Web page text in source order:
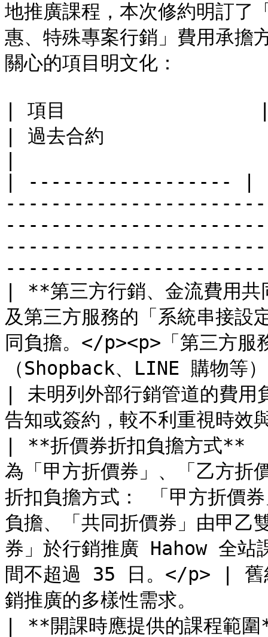
地推廣課程，本次修約明訂了
惠、特殊專案行銷」費用承擔
關心的項目明文化：
| 項目                 |
| 過去合約
| ------------------ |
| **第三方行銷、金流費用
及第三方服務的「系統串接
同負擔。</p><p>「第三方服
（Shopback、LINE 購物等
| 未明列外部行銷管道的費用
告知或簽約，較不利重視時
| **折價券折扣負擔方式
為「甲方折價券」、「乙方折
折扣負擔方式： 「甲方折價
負擔、「共同折價券」由甲
券」於行銷推廣 Hahow 全站
間不超過 35 日。</p> | 舊
銷推廣的多樣性需
| **開課時應提供的課程範